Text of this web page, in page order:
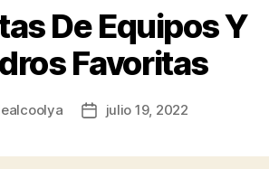
De Equipos Y
Favoritas
Fechajulio 19, 2022